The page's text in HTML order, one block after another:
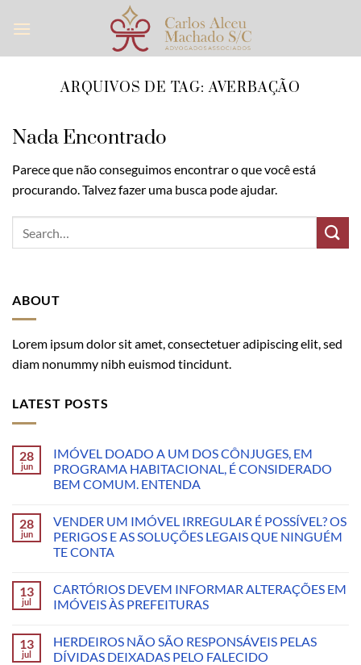
ARQUIVOS DE TAG:AVERBAÇÃO
Nada Encontrado
Parece que não conseguimos encontrar o que você está
procurando. Talvez fazer uma busca pode ajudar.
ABOUT
Lorem ipsum dolor sit amet, consectetuer adipiscing elit, sed
diam nonummy nibh euismod tincidunt.
LATEST POSTS
28
jun
IMÓVEL DOADO A UM DOS CÔNJUGES, EM
PROGRAMA HABITACIONAL, É CONSIDERADO
BEM COMUM. ENTENDA
28
jun
VENDER UM IMÓVEL IRREGULAR É POSSÍVEL? OS
PERIGOS E AS SOLUÇÕES LEGAIS QUE NINGUÉM
TE CONTA
13
jul
CARTÓRIOS DEVEM INFORMAR ALTERAÇÕES EM
IMÓVEIS ÀS PREFEITURAS
13
jul
HERDEIROS NÃO SÃO RESPONSÁVEIS PELAS
DÍVIDAS DEIXADAS PELO FALECIDO